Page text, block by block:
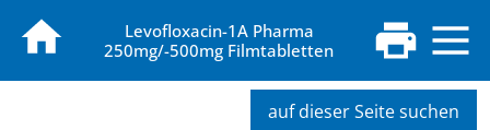
Levofloxacin-1A Pharma
250mg/-500mg Filmtabletten
auf dieser Seite suchen